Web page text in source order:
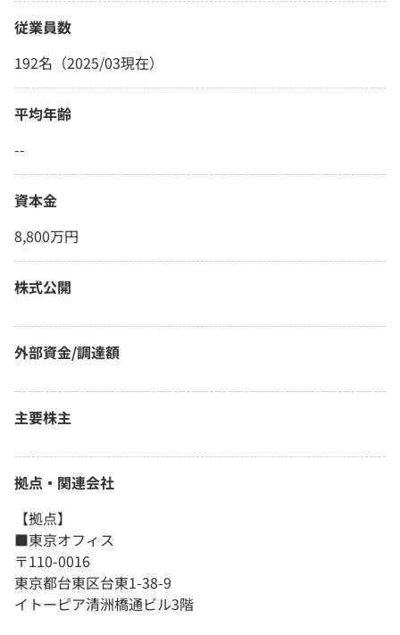
従業員数
192名（2025/03現在）
平均年齢
--
資本金
8,800万円
株式公開
外部資金/調達額
主要株主
拠点・関連会社
【拠点】
■東京オフィス
〒110-0016
東京都台東区台東1-38-9
イトーピア清洲橋通ビル3階